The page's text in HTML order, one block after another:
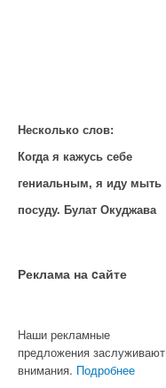
Несколько слов:
Когда я кажусь себе
гениальным, я иду мыть
посуду. Булат Окуджава
Реклама на cайте
Наши рекламные
предложения заслуживают
внимания. Подробнее